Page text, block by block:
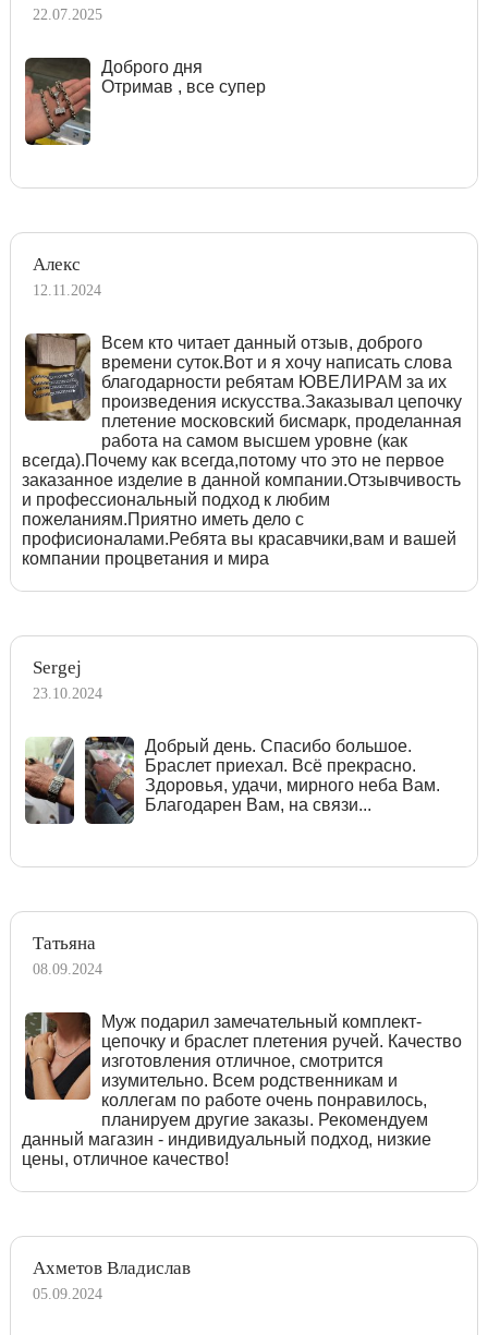
22.07.2025
Доброго дня
Отримав , все супер
Алекс
12.11.2024
Всем кто читает данный отзыв, доброго
времени суток.Вот и я хочу написать слова
благодарности ребятам ЮВЕЛИРАМ за их
произведения искусства.Заказывал цепочку
плетение московский бисмарк, проделанная
работа на самом высшем уровне (как
всегда).Почему как всегда,потому что это не первое
заказанное изделие в данной компании.Отзывчивость
и профессиональный подход к любим
пожеланиям.Приятно иметь дело с
профисионалами.Ребята вы красавчики,вам и вашей
компании процветания и мира
Sergej
23.10.2024
Добрый день. Спасибо большое.
Браслет приехал. Всё прекрасно.
Здоровья, удачи, мирного неба Вам.
Благодарен Вам, на связи...
Татьяна
08.09.2024
Муж подарил замечательный комплект-
цепочку и браслет плетения ручей. Качество
изготовления отличное, смотрится
изумительно. Всем родственникам и
коллегам по работе очень понравилось,
планируем другие заказы. Рекомендуем
данный магазин - индивидуальный подход, низкие
цены, отличное качество!
Ахметов Владислав
05.09.2024